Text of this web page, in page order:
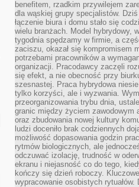
benefitem, rzadkim przywilejem
dla wąskiej grupy specjalistów.
łączenie biura i domu stało się
wielu branżach. Model hybrydowy,
tygodnia spędzamy w firmie, a
zaciszu, okazał się kompromisem
potrzebami pracowników a
organizacji. Pracodawcy zaczęli
się efekt, a nie obecność przy
szesnastej. Praca hybrydowa
tylko korzyści, ale i wyzwania.
przeorganizowania trybu dnia,
granic między życiem zawodowym
oraz zbudowania nowej kultury
ludzi doceniło brak codziennych
możliwość dopasowania godzin
rytmów biologicznych, ale
odczuwać izolację, trudność w
ekranu i niejasność co do tego,
kończy się dzień roboczy.
wypracowanie osobistych rytuałów.